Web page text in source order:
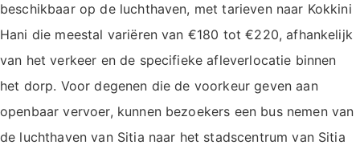
beschikbaar op de luchthaven, met tarieven naar Kokkini
Hani die meestal variëren van €180 tot €220, afhankelijk
van het verkeer en de specifieke afleverlocatie binnen
het dorp. Voor degenen die de voorkeur geven aan
openbaar vervoer, kunnen bezoekers een bus nemen van
de luchthaven van Sitia naar het stadscentrum van Sitia